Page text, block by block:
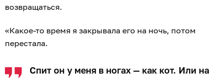
возвращаться.
«Какое-то время я закрывала его на ночь, потом
перестала.
Спит он у меня в ногах — как кот. Или на